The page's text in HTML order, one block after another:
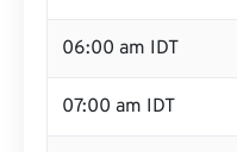
06:00 am IDT
07:00 am IDT